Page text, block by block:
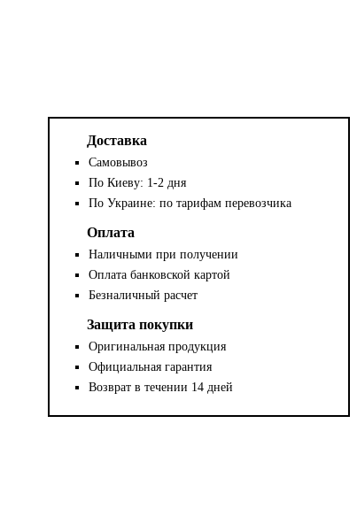
Доставка
Самовывоз
По Киеву: 1-2 дня
По Украине: по тарифам перевозчика
Оплата
Наличными при получении
Оплата банковской картой
Безналичный расчет
Защита покупки
Оригинальная продукция
Официальная гарантия
Возврат в течении 14 дней